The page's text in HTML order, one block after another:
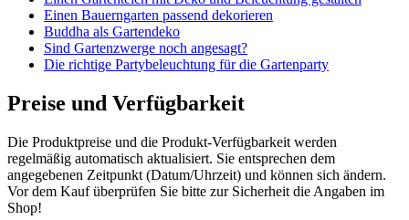
Einen Bauerngarten passend dekorieren
Buddha als Gartendeko
Sind Gartenzwerge noch angesagt?
Die richtige Partybeleuchtung für die Gartenparty
Preise und Verfügbarkeit
Die Produktpreise und die Produkt-Verfügbarkeit werden
regelmäßig automatisch aktualisiert. Sie entsprechen dem
angegebenen Zeitpunkt (Datum/Uhrzeit) und können sich ändern.
Vor dem Kauf überprüfen Sie bitte zur Sicherheit die Angaben im
Shop!